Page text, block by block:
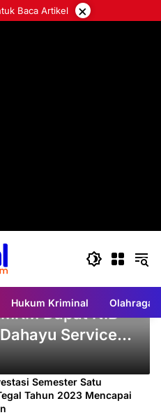
Baca Artikel ×
Hukum Kriminal Olahraga
Dapat NIB
Service
Semester Satu
Tahun 2023 Mencapai